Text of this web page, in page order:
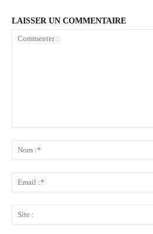
LAISSER UN COMMENTAIRE